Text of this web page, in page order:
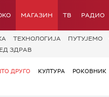
МАГАЗИН ТВ РАДИО
ТЕХНОЛОГИЈA ПУТУЈЕМО
ЗДРАВ
ДРУГО КУЛТУРА РОКОВНИК